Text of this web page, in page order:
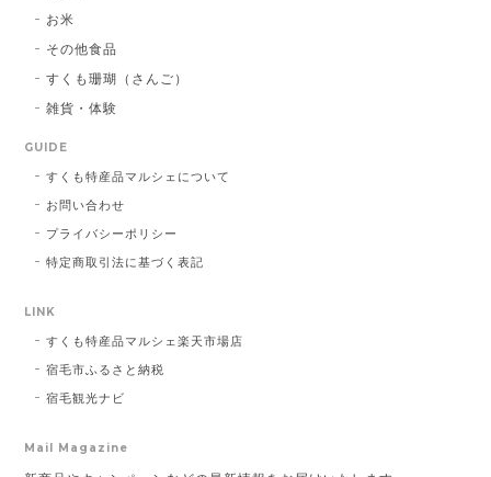
お米
その他食品
すくも珊瑚（さんご）
雑貨・体験
GUIDE
すくも特産品マルシェについて
お問い合わせ
プライバシーポリシー
特定商取引法に基づく表記
LINK
すくも特産品マルシェ楽天市場店
宿毛市ふるさと納税
宿毛観光ナビ
Mail Magazine